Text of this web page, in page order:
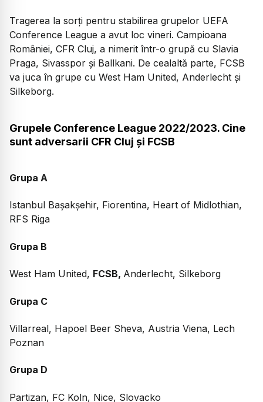
Tragerea la sorți pentru stabilirea grupelor UEFA
Conference League a avut loc vineri. Campioana
României, CFR Cluj, a nimerit într-o grupă cu Slavia
Praga, Sivasspor și Ballkani. De cealaltă parte, FCSB
va juca în grupe cu West Ham United, Anderlecht și
Silkeborg.
Grupele Conference League 2022/2023. Cine
sunt adversarii CFR Cluj și FCSB
Grupa A
Istanbul Bașakșehir, Fiorentina, Heart of Midlothian,
RFS Riga
Grupa B
West Ham United, FCSB, Anderlecht, Silkeborg
Grupa C
Villarreal, Hapoel Beer Sheva, Austria Viena, Lech
Poznan
Grupa D
Partizan, FC Koln, Nice, Slovacko